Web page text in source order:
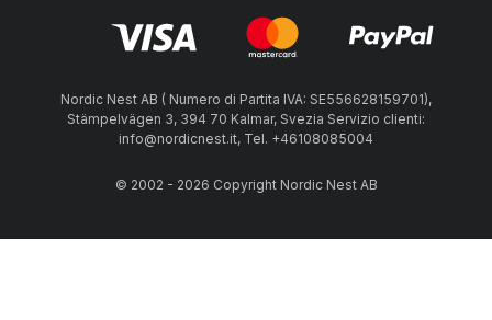
Nordic Nest AB ( Numero di Partita IVA: SE556628159701),
Stämpelvägen 3, 394 70 Kalmar, Svezia Servizio clienti:
info@nordicnest.it, Tel. +46108085004
© 2002 - 2026 Copyright Nordic Nest AB